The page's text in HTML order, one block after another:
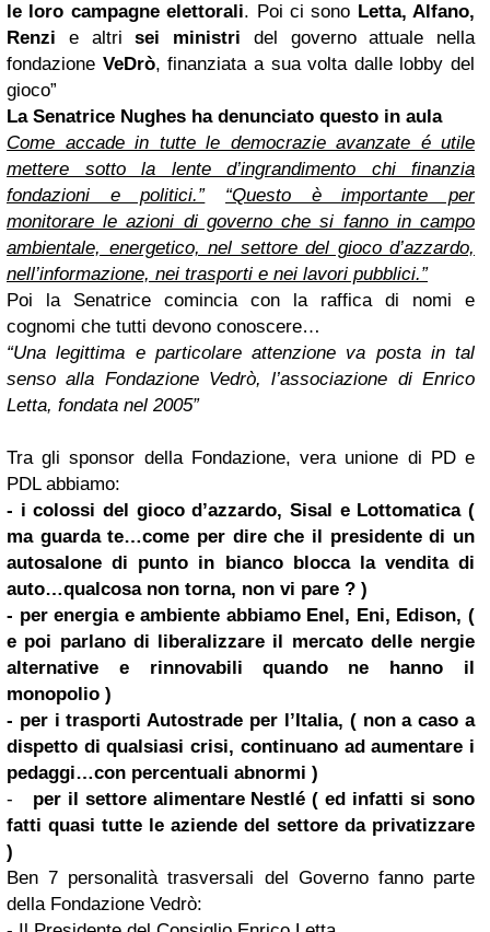
le loro campagne elettorali. Poi ci sono Letta, Alfano,
Renzi e altrisei ministri del governo attuale nella
fondazione VeDrò, finanziata a sua volta dalle lobby del
gioco”
La Senatrice Nughes ha denunciato questo in aula
Come accade in tutte le democrazie avanzate é utile
mettere sotto la lente d’ingrandimento chi finanzia
fondazioni e politici.”
“Questo è importante per
monitorare le azioni di governo che si fanno in campo
ambientale, energetico, nel settore del gioco d’azzardo,
nell’informazione, nei trasporti e nei lavori pubblici.”
Poi la Senatrice comincia con la raffica di nomi e
cognomi che tutti devono conoscere…
“Una legittima e particolare attenzione va posta in tal
senso alla Fondazione Vedrò, l’associazione di Enrico
Letta, fondata nel 2005”
Tra gli sponsor della Fondazione, vera unione di PD e
PDL abbiamo:
- i colossi del gioco d’azzardo, Sisal e Lottomatica(
ma guarda te…come per dire che il presidente di un
autosalone di punto in bianco blocca la vendita di
auto…qualcosa non torna, non vi pare ? )
- per energia e ambiente abbiamo Enel, Eni, Edison, (
e poi parlano di liberalizzare il mercato delle nergie
alternative e rinnovabili quando ne hanno il
monopolio )
- per i trasporti Autostrade per l’Italia, ( non a caso a
dispetto di qualsiasi crisi, continuano ad aumentare i
pedaggi…con percentuali abnormi )
-
per il settore alimentare Nestlé( ed infatti si sono
fatti quasi tutte le aziende del settore da privatizzare
)
Ben 7 personalità trasversali del Governo fanno parte
della Fondazione Vedrò: